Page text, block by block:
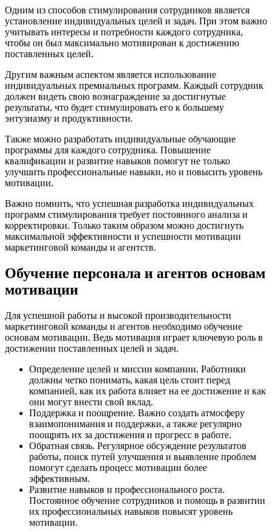
Одним из способов стимулирования сотрудников является
установление индивидуальных целей и задач. При этом важно
учитывать интересы и потребности каждого сотрудника,
чтобы он был максимально мотивирован к достижению
поставленных целей.
Другим важным аспектом является использование
индивидуальных премиальных программ. Каждый сотрудник
должен видеть свою вознаграждение за достигнутые
результаты, что будет стимулировать его к большему
энтузиазму и продуктивности.
Также можно разработать индивидуальные обучающие
программы для каждого сотрудника. Повышение
квалификации и развитие навыков помогут не только
улучшить профессиональные навыки, но и повысить уровень
мотивации.
Важно помнить, что успешная разработка индивидуальных
программ стимулирования требует постоянного анализа и
корректировки. Только таким образом можно достигнуть
максимальной эффективности и успешности мотивации
маркетинговой команды и агентств.
Обучение персонала и агентов основам
мотивации
Для успешной работы и высокой производительности
маркетинговой команды и агентов необходимо обучение
основам мотивации. Ведь мотивация играет ключевую роль в
достижении поставленных целей и задач.
Определение целей и миссии компании. Работники
должны четко понимать, какая цель стоит перед
компанией, как их работа влияет на ее достижение и как
они могут внести свой вклад.
Поддержка и поощрение. Важно создать атмосферу
взаимопонимания и поддержки, а также регулярно
поощрять их за достижения и прогресс в работе.
Обратная связь. Регулярное обсуждение результатов
работы, поиск путей улучшения и выявление проблем
помогут сделать процесс мотивации более
эффективным.
Развитие навыков и профессионального роста.
Постоянное обучение сотрудников и помощь в развитии
их профессиональных навыков повысят уровень
мотивации.